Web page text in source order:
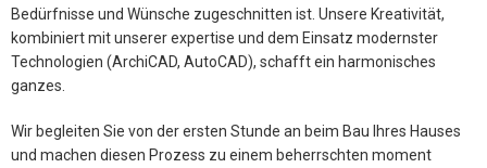
Bedürfnisse und Wünsche zugeschnitten ist. Unsere Kreativität,
kombiniert mit unserer expertise und dem Einsatz modernster
Technologien (ArchiCAD, AutoCAD), schafft ein harmonisches
ganzes.
Wir begleiten Sie von der ersten Stunde an beim Bau Ihres Hauses
und machen diesen Prozess zu einem beherrschten moment